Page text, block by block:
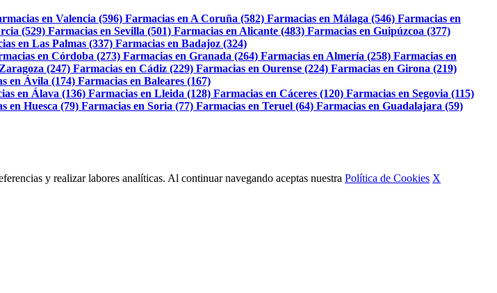
en Valencia (596) Farmacias en A Coruña (582) Farmacias en Málaga (546) Farmacias en
(529) Farmacias en Sevilla (501) Farmacias en Alicante (483) Farmacias en Guipúzcoa (377)
en Las Palmas (337) Farmacias en Badajoz (324)
en Córdoba (273) Farmacias en Granada (264) Farmacias en Almería (258) Farmacias en
(247) Farmacias en Cádiz (229) Farmacias en Ourense (224) Farmacias en Girona (219)
en Ávila (174) Farmacias en Baleares (167)
en Álava (136) Farmacias en Lleida (128) Farmacias en Cáceres (120) Farmacias en Segovia (115)
en Huesca (79) Farmacias en Soria (77) Farmacias en Teruel (64) Farmacias en Guadalajara (59)
y realizar labores analíticas. Al continuar navegando aceptas nuestra Política de Cookies X